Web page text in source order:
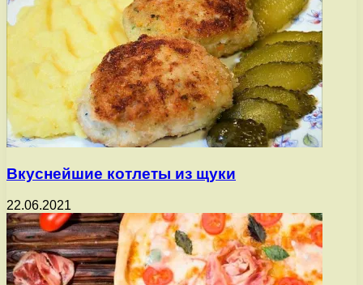
Вкуснейшие котлеты из щуки
22.06.2021